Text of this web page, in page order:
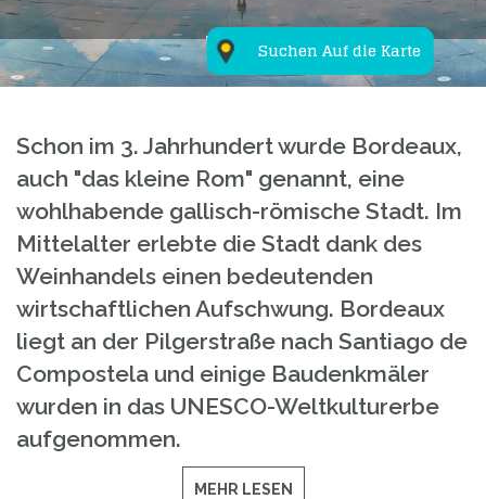
Suchen Auf die Karte
Schon im 3. Jahrhundert wurde Bordeaux,
auch "das kleine Rom" genannt, eine
wohlhabende gallisch-römische Stadt. Im
Mittelalter erlebte die Stadt dank des
Weinhandels einen bedeutenden
wirtschaftlichen Aufschwung. Bordeaux
liegt an der Pilgerstraße nach Santiago de
Compostela und einige Baudenkmäler
wurden in das UNESCO-Weltkulturerbe
aufgenommen.
MEHR LESEN